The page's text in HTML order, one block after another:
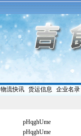
物流快讯| 货运信息 企业名录|
pHqghUme
pHqghUme